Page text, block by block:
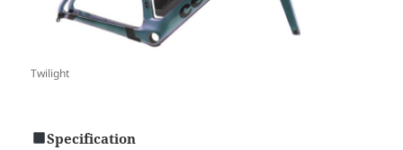
Twilight
Specification